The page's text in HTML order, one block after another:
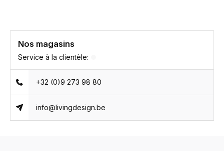
Nos magasins
Service à la clientèle:
+32 (0)9 273 98 80
info@livingdesign.be